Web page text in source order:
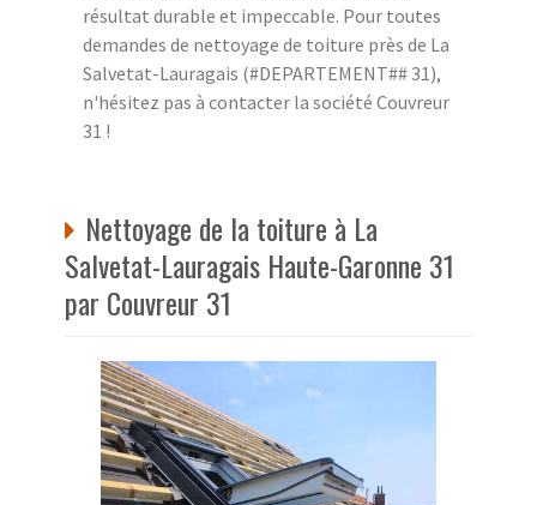
résultat durable et impeccable. Pour toutes
demandes de nettoyage de toiture près de La
Salvetat-Lauragais (#DEPARTEMENT## 31),
n'hésitez pas à contacter la société Couvreur
31 !
Nettoyage de la toiture à La
Salvetat-Lauragais Haute-Garonne 31
par Couvreur 31